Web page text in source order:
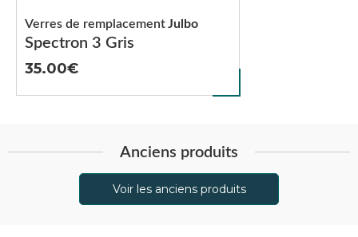
Spectron 3 Gris
Verres de remplacementJulbo
35.00
Anciens produits
Voir les anciens produits